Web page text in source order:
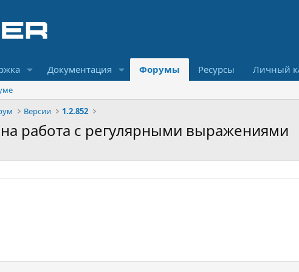
Документация Форумы Ресурсы Личный
Версии 1.2.852
работа с регулярными выражениями